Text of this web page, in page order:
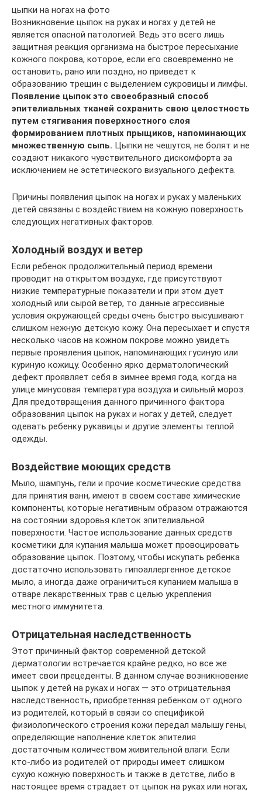
цыпки на ногах на фото
Возникновение цыпок на руках и ногах у детей не
является опасной патологией. Ведь это всего лишь
защитная реакция организма на быстрое пересыхание
кожного покрова, которое, если его своевременно не
остановить, рано или поздно, но приведет к
образованию трещин с выделением сукровицы и лимфы.
Появление цыпок это своеобразный способ
эпителиальных тканей сохранить свою целостность
путем стягивания поверхностного слоя
формированием плотных прыщиков, напоминающих
множественную сыпь. Цыпки не чешутся, не болят и не
создают никакого чувствительного дискомфорта за
исключением не эстетического визуального дефекта.
Причины появления цыпок на ногах и руках у маленьких
детей связаны с воздействием на кожную поверхность
следующих негативных факторов.
Холодный воздух и ветер
Если ребенок продолжительный период времени
проводит на открытом воздухе, где присутствуют
низкие температурные показатели и при этом дует
холодный или сырой ветер, то данные агрессивные
условия окружающей среды очень быстро высушивают
слишком нежную детскую кожу. Она пересыхает и спустя
несколько часов на кожном покрове можно увидеть
первые проявления цыпок, напоминающих гусиную или
куриную кожицу. Особенно ярко дерматологический
дефект проявляет себя в зимнее время года, когда на
улице минусовая температура воздуха и сильный мороз.
Для предотвращения данного причинного фактора
образования цыпок на руках и ногах у детей, следует
одевать ребенку рукавицы и другие элементы теплой
одежды.
Воздействие моющих средств
Мыло, шампунь, гели и прочие косметические средства
для принятия ванн, имеют в своем составе химические
компоненты, которые негативным образом отражаются
на состоянии здоровья клеток эпителиальной
поверхности. Частое использование данных средств
косметики для купания малыша может провоцировать
образование цыпок. Поэтому, чтобы искупать ребенка
достаточно использовать гипоаллергенное детское
мыло, а иногда даже ограничиться купанием малыша в
отваре лекарственных трав с целью укрепления
местного иммунитета.
Отрицательная наследственность
Этот причинный фактор современной детской
дерматологии встречается крайне редко, но все же
имеет свои прецеденты. В данном случае возникновение
цыпок у детей на руках и ногах — это отрицательная
наследственность, приобретенная ребенком от одного
из родителей, который в связи со спецификой
физиологического строения кожи передал малышу гены,
определяющие наполнение клеток эпителия
достаточным количеством живительной влаги. Если
кто-либо из родителей от природы имеет слишком
сухую кожную поверхность и также в детстве, либо в
настоящее время страдает от цыпок на руках или ногах,